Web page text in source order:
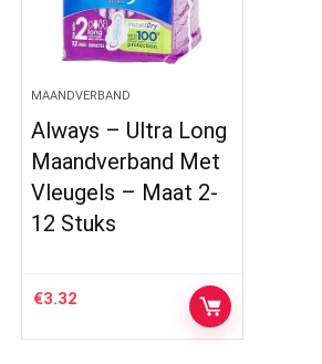
MAANDVERBAND
Always – Ultra Long
Maandverband Met
Vleugels – Maat 2-
12 Stuks
€3.32